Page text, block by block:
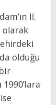
II.
olarak
olduğu